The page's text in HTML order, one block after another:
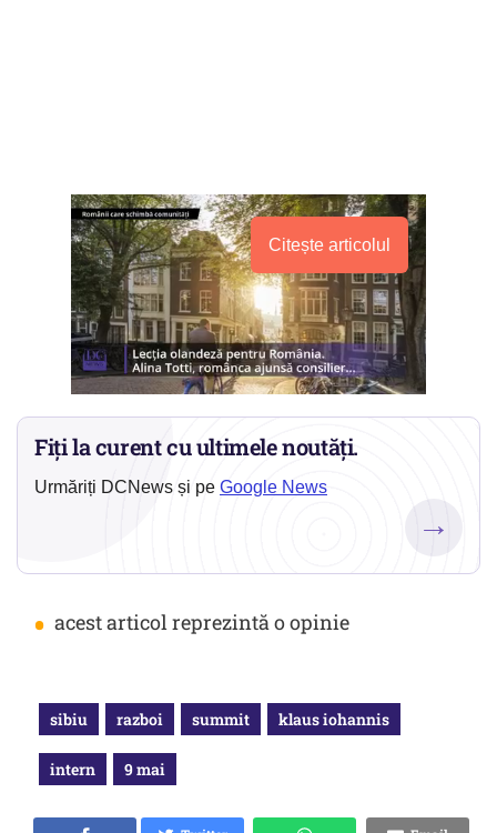
Citește articolul
Fiți la curent cu ultimele noutăți.
Urmăriți DCNews și pe Google News
→
• acest articol reprezintă o opinie
sibiu razboi summit klaus iohannis
intern 9 mai